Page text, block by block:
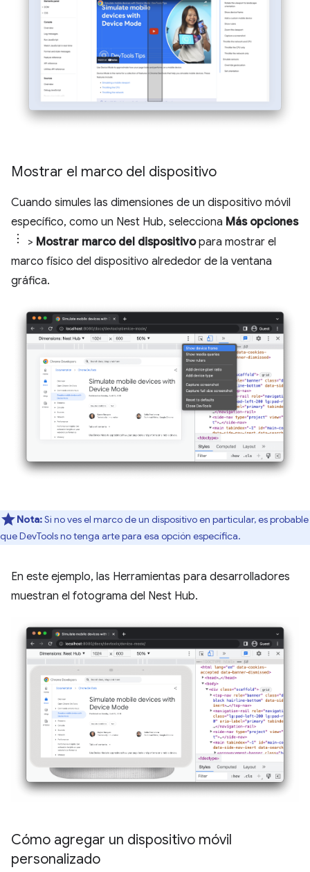
Mostrar el marco del dispositivo
Cuando simules las dimensiones de un dispositivo móvil
específico, como un Nest Hub, selecciona Más opciones
> Mostrar marco del dispositivopara mostrar el
marco físico del dispositivo alrededor de la ventana
gráfica.
Nota:Si no ves el marco de un dispositivo en particular, es probable
que DevTools no tenga arte para esa opción específica.
En este ejemplo, las Herramientas para desarrolladores
muestran el fotograma del Nest Hub.
Cómo agregar un dispositivo móvil
personalizado